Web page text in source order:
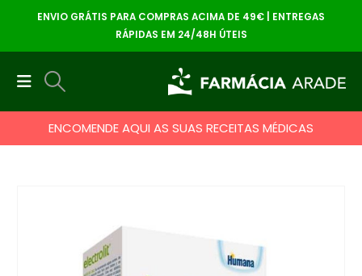
ENVIO GRÁTIS PARA COMPRAS ACIMA DE 49€ | ENTREGAS
RÁPIDAS EM 24/48H ÚTEIS
ENCOMENDE AQUI AS SUAS RECEITAS MÉDICAS